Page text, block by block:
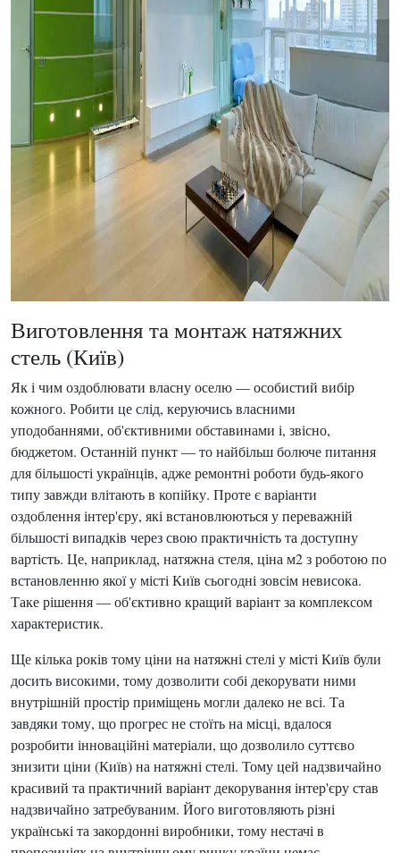
Виготовлення та монтаж натяжних
стель (Київ)
Як і чим оздоблювати власну оселю — особистий вибір
кожного. Робити це слід, керуючись власними
уподобаннями, об'єктивними обставинами і, звісно,
бюджетом. Останній пункт — то найбільш болюче питання
для більшості українців, адже ремонтні роботи будь-якого
типу завжди влітають в копійку. Проте є варіанти
оздоблення інтер'єру, які встановлюються у переважній
більшості випадків через свою практичність та доступну
вартість. Це, наприклад, натяжна стеля, ціна м2 з роботою по
встановленню якої у місті Київ сьогодні зовсім невисока.
Таке рішення — об'єктивно кращий варіант за комплексом
характеристик.
Ще кілька років тому ціни на натяжні стелі у місті Київ були
досить високими, тому дозволити собі декорувати ними
внутрішній простір приміщень могли далеко не всі. Та
завдяки тому, що прогрес не стоїть на місці, вдалося
розробити інноваційні матеріали, що дозволило суттєво
знизити ціни (Київ) на натяжні стелі. Тому цей надзвичайно
красивий та практичний варіант декорування інтер'єру став
надзвичайно затребуваним. Його виготовляють різні
українські та закордонні виробники, тому нестачі в